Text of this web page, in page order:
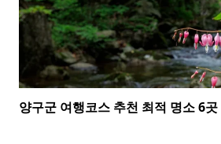
양구군 여행코스 추천 최적 명소 6